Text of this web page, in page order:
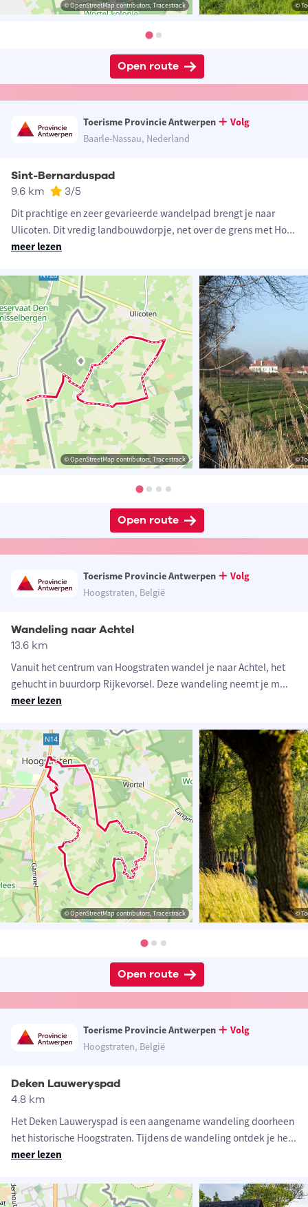
© OpenStreetMap contributors, Tracestrack ©
Open route
Toerisme Provincie Antwerpen
Volg
Baarle-Nassau, Nederland
Sint-Bernarduspad
9.6 km 3/5
Dit prachtige en zeer gevarieerde wandelpad brengt je naar
Ulicoten. Dit vredig landbouwdorpje, net over de grens met Ho...
meer lezen
© OpenStreetMap contributors, Tracestrack ©
Open route
Toerisme Provincie Antwerpen
Volg
Hoogstraten, België
Wandeling naar Achtel
13.6 km
Vanuit het centrum van Hoogstraten wandel je naar Achtel, het
gehucht in buurdorp Rijkevorsel. Deze wandeling neemt je m...
meer lezen
© OpenStreetMap contributors, Tracestrack ©
Open route
Toerisme Provincie Antwerpen
Volg
Hoogstraten, België
Deken Lauweryspad
4.8 km
Het Deken Lauweryspad is een aangename wandeling doorheen
het historische Hoogstraten. Tijdens de wandeling ontdek je he...
meer lezen